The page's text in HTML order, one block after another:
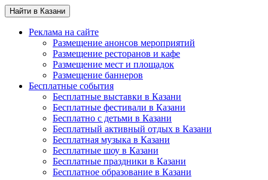
Найти в Казани
Реклама на сайте
Размещение анонсов мероприятий
Размещение ресторанов и кафе
Размещение мест и площадок
Размещение баннеров
Бесплатные события
Бесплатные выставки в Казани
Бесплатные фестивали в Казани
Бесплатно с детьми в Казани
Бесплатный активный отдых в Казани
Бесплатная музыка в Казани
Бесплатные шоу в Казани
Бесплатные праздники в Казани
Бесплатное образование в Казани